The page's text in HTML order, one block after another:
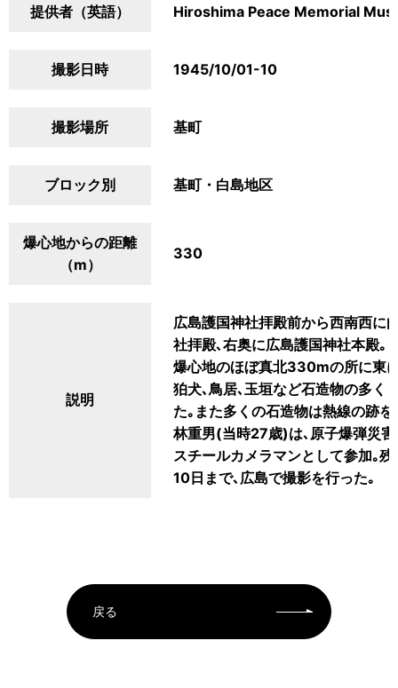
提供者（英語） Hiroshima Peace Memorial
撮影日時 1945/10/01-10
撮影場所 基町
ブロック別 基町・白島地区
爆心地からの距離
（m）
330
説明
広島護国神社拝殿前から西南西に
社拝殿､右奥に広島護国神社本殿｡
爆心地のほぼ真北330mの所に東
狛犬､鳥居､玉垣など石造物の多く
た｡また多くの石造物は熱線の跡
林重男(当時27歳)は､原子爆弾災
スチールカメラマンとして参加｡
10日まで､広島で撮影を行った｡
戻る